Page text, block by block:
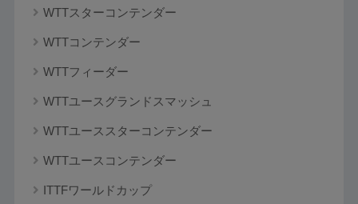
WTTスターコンテンダー
WTTコンテンダー
WTTフィーダー
WTTユースグランドスマッシュ
WTTユーススターコンテンダー
WTTユースコンテンダー
ITTFワールドカップ